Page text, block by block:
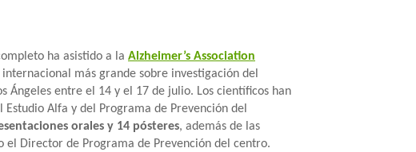
ha asistido a la Alzheimer’s Association
más grande sobre investigación del
Ángeles entre el 14 y el 17 de julio. Los científicos han
Alfa y del Programa de Prevención del
orales y 14 pósteres, además de las
Director de Programa de Prevención del centro.